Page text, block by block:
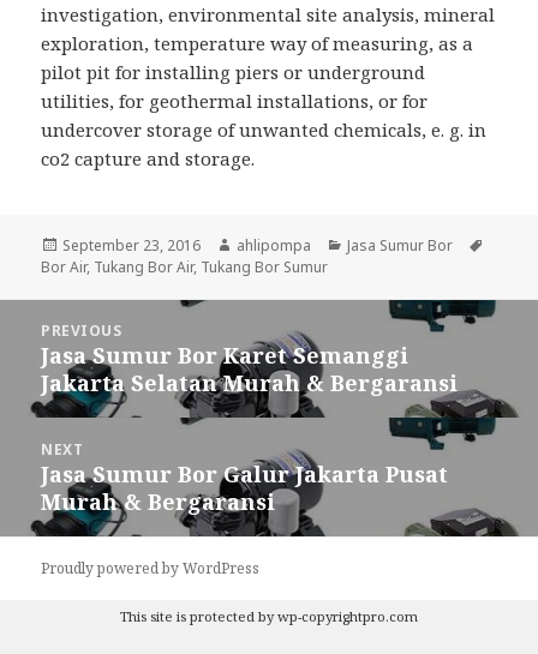
investigation, environmental site analysis, mineral
exploration, temperature way of measuring, as a
pilot pit for installing piers or underground
utilities, for geothermal installations, or for
undercover storage of unwanted chemicals, e. g. in
co2 capture and storage.
Posted
on
September 23, 2016 Author
ahlipompa Categories
Jasa Sumur Bor
Bor Air, Tukang Bor Air, Tukang Bor Sumur
navigation
PREVIOUS
Previous
post:
Jasa Sumur Bor Karet Semanggi
Jakarta Selatan Murah & Bergaransi
NEXT
Next
post:
Jasa Sumur Bor Galur Jakarta Pusat
Murah & Bergaransi
Proudly powered by WordPress
This site is protected bywp-copyrightpro.com